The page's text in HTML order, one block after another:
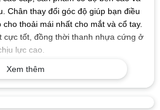
Chân thay đổi góc độ giúp bạn điều
thoải mái nhất cho mắt và cổ tay.
cực tốt, đồng thời thanh nhựa cứng ở
lực cao.
trực tiếp từ máy tính thông qua
Xem thêm